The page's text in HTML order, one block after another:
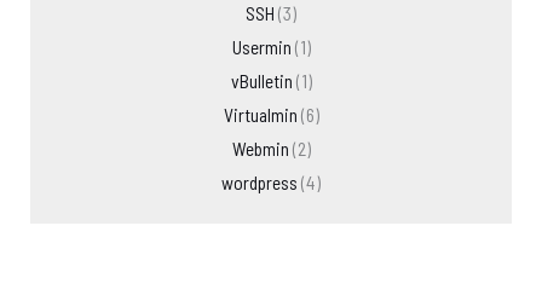
SSH (3)
Usermin (1)
vBulletin (1)
Virtualmin (6)
Webmin (2)
wordpress (4)